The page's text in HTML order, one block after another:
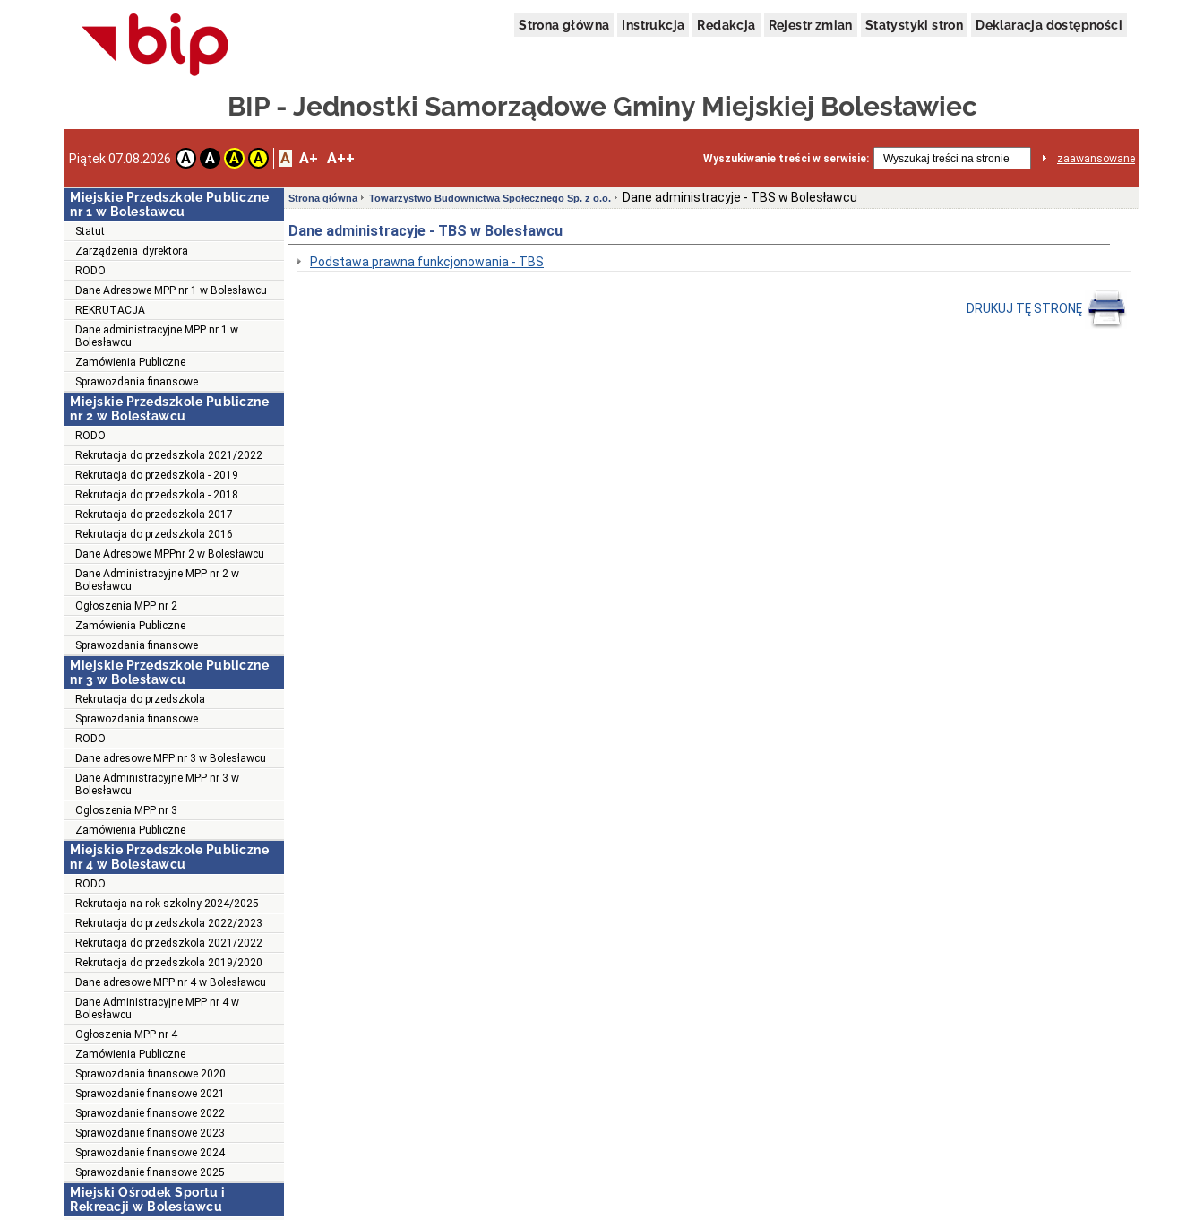
Strona główna Instrukcja Redakcja Rejestr zmian Statystyki stron Deklaracja dostępności
BIP - Jednostki Samorządowe Gminy Miejskiej Bolesławiec
Piątek 07.08.2026 A A A A A A+ A++ Wyszukiwanie treści w serwisie: zaawansowane
Miejskie Przedszkole Publiczne
nr 1 w Bolesławcu
Statut
Zarządzenia_dyrektora
RODO
Dane Adresowe MPP nr 1 w Bolesławcu
REKRUTACJA
Dane administracyjne MPP nr 1 w
Bolesławcu
Zamówienia Publiczne
Sprawozdania finansowe
Miejskie Przedszkole Publiczne
nr 2 w Bolesławcu
RODO
Rekrutacja do przedszkola 2021/2022
Rekrutacja do przedszkola - 2019
Rekrutacja do przedszkola - 2018
Rekrutacja do przedszkola 2017
Rekrutacja do przedszkola 2016
Dane Adresowe MPPnr 2 w Bolesławcu
Dane Administracyjne MPP nr 2 w
Bolesławcu
Ogłoszenia MPP nr 2
Zamówienia Publiczne
Sprawozdania finansowe
Miejskie Przedszkole Publiczne
nr 3 w Bolesławcu
Rekrutacja do przedszkola
Sprawozdania finansowe
RODO
Dane adresowe MPP nr 3 w Bolesławcu
Dane Administracyjne MPP nr 3 w
Bolesławcu
Ogłoszenia MPP nr 3
Zamówienia Publiczne
Miejskie Przedszkole Publiczne
nr 4 w Bolesławcu
RODO
Rekrutacja na rok szkolny 2024/2025
Rekrutacja do przedszkola 2022/2023
Rekrutacja do przedszkola 2021/2022
Rekrutacja do przedszkola 2019/2020
Dane adresowe MPP nr 4 w Bolesławcu
Dane Administracyjne MPP nr 4 w
Bolesławcu
Ogłoszenia MPP nr 4
Zamówienia Publiczne
Sprawozdania finansowe 2020
Sprawozdanie finansowe 2021
Sprawozdanie finansowe 2022
Sprawozdanie finansowe 2023
Sprawozdanie finansowe 2024
Sprawozdanie finansowe 2025
Miejski Ośrodek Sportu i
Rekreacji w Bolesławcu
Strona główna Towarzystwo Budownictwa Społecznego Sp. z o.o. Dane administracyje - TBS w Bolesławcu
Dane administracyje - TBS w Bolesławcu
Podstawa prawna funkcjonowania - TBS
DRUKUJ TĘ STRONĘ